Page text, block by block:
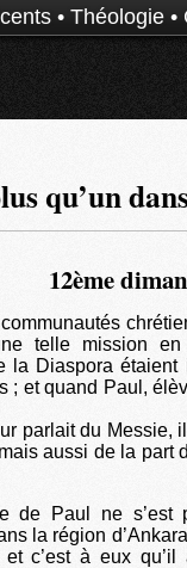
• Théologie •
qu’un
12ème
telle mission
la Diaspora
; et quand Paul,
parlait du
aussi de la
de Paul ne
la région
c’est à eux